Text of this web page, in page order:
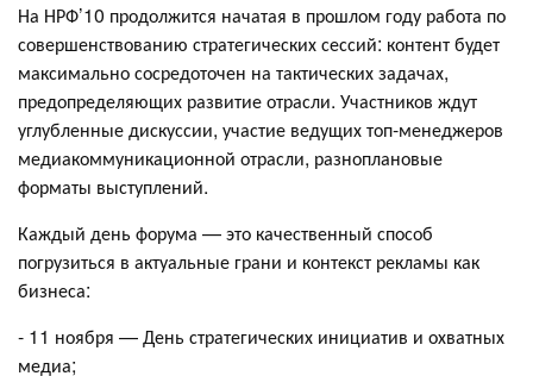
На НРФ’10 продолжится начатая в прошлом году работа по
совершенствованию стратегических сессий: контент будет
максимально сосредоточен на тактических задачах,
предопределяющих развитие отрасли. Участников ждут
углубленные дискуссии, участие ведущих топ-менеджеров
медиакоммуникационной отрасли, разноплановые
форматы выступлений.
Каждый день форума — это качественный способ
погрузиться в актуальные грани и контекст рекламы как
бизнеса:
- 11 ноября — День стратегических инициатив и охватных
медиа;